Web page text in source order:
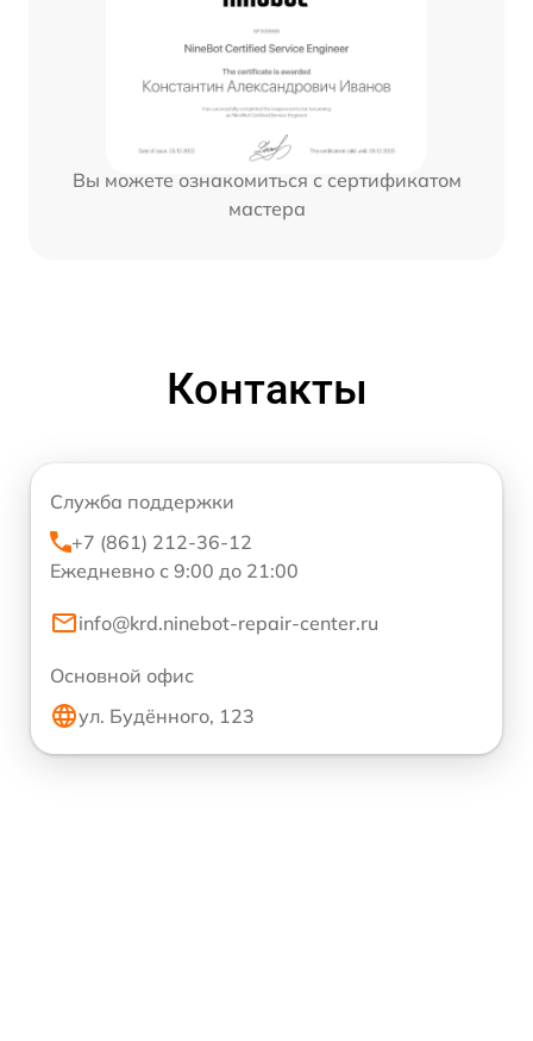
Вы можете ознакомиться с сертификатом
мастера
Контакты
Служба поддержки
+7 (861) 212-36-12
Ежедневно с 9:00 до 21:00
info@krd.ninebot-repair-center.ru
Основной офис
ул. Будённого, 123